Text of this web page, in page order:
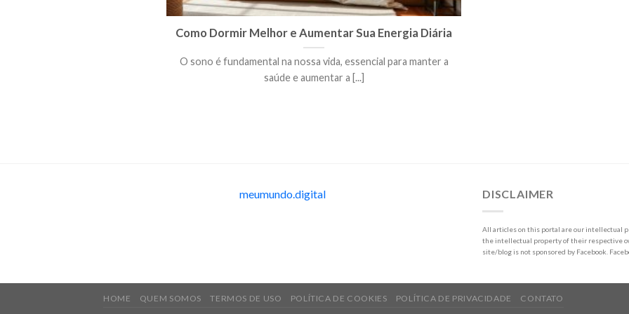
Como Dormir Melhor e Aumentar Sua Energia Diária
O sono é fundamental na nossa vida, essencial para manter a
saúde e aumentar a [...]
meumundo.digital DISCLAIMER
All articles on this portal are our intellectual
the intellectual property of their respective
site/blog is not sponsored by Facebook.
HOME QUEM SOMOS TERMOS DE USO POLÍTICA DE COOKIES POLÍTICA DE PRIVACIDADE CONTATO